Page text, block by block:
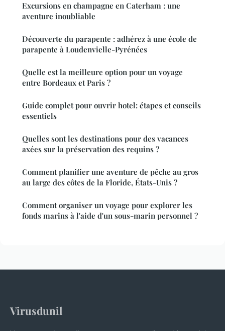
Excursions en champagne en Caterham : une
aventure inoubliable
Découverte du parapente : adhérez à une école de
parapente à Loudenvielle-Pyrénées
Quelle est la meilleure option pour un voyage
entre Bordeaux et Paris ?
Guide complet pour ouvrir hotel: étapes et conseils
essentiels
Quelles sont les destinations pour des vacances
axées sur la préservation des requins ?
Comment planifier une aventure de pêche au gros
au large des côtes de la Floride, États-Unis ?
Comment organiser un voyage pour explorer les
fonds marins à l'aide d'un sous-marin personnel ?
Virusdunil